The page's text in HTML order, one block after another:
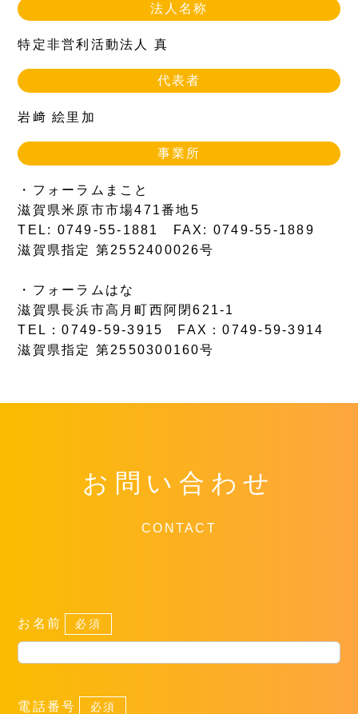
法人名称
特定非営利活動法人 真
代表者
岩﨑 絵里加
事業所
・フォーラムまこと
滋賀県米原市市場471番地5
TEL: 0749-55-1881 FAX: 0749-55-1889
滋賀県指定 第2552400026号
・フォーラムはな
滋賀県長浜市高月町西阿閉621-1
TEL：0749-59-3915 FAX：0749-59-3914
滋賀県指定 第2550300160号
お問い合わせ
CONTACT
お名前 必須
電話番号 必須